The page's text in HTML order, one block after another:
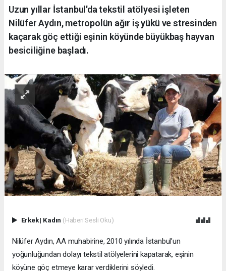
Uzun yıllar İstanbul'da tekstil atölyesi işleten
Nilüfer Aydın, metropolün ağır iş yükü ve stresinden
kaçarak göç ettiği eşinin köyünde büyükbaş hayvan
besiciliğine başladı.
Erkek| Kadın (Haberi Sesli Oku)
Nilüfer Aydın, AA muhabirine, 2010 yılında İstanbul’un
yoğunluğundan dolayı tekstil atölyelerini kapatarak, eşinin
köyüne göç etmeye karar verdiklerini söyledi.